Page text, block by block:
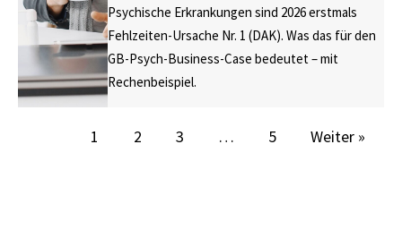
Psychische Erkrankungen sind 2026 erstmals
Fehlzeiten-Ursache Nr. 1 (DAK). Was das für den
GB-Psych-Business-Case bedeutet – mit
Rechenbeispiel.
1 2 3 … 5 Weiter »